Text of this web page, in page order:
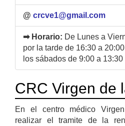
@ crcve1@gmail.com
➡ Horario: De Lunes a
por la tarde de 16:30 a
los sábados de 9:00 a 13:30
CRC Virgen de
En el centro médico
realizar el tramite de la